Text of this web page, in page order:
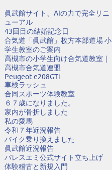
眞武館サイト、AIの力で完全リニ
ューアル
43回目の結婚記念日
合気道「眞武館」枚方本部道場 小
学生教室のご案内
高槻市の小学生向け合気道教室｜
高槻市合気道連盟
Peugeot e208GTi
車検ラッシュ
合同スポーツ体験教室
６７歳になりました。
家内が骨折しました
私の愛馬
令和７年近況報告
バイク乗り換えました
眞武館近況報告
パレスエミ公式サイト立ち上げ
体験稽古と新規入門